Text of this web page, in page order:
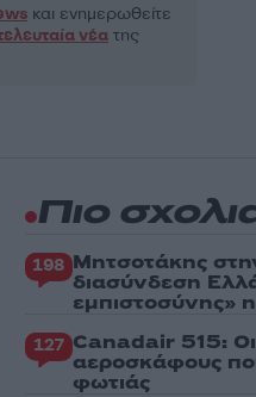
και ενημερωθείτε
νέατης
Πιο
198 Μητσοτάκης
διασύνδεση
εμπιστοσύνης»
127 Canadair 515:
αεροσκάφους
φωτιάς